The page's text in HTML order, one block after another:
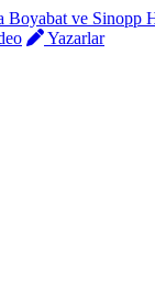
Yazarlar